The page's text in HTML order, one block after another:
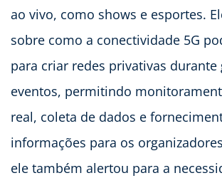
ao vivo, como shows e esportes.
sobre como a conectividade 5G
para criar redes privativas durante
eventos, permitindo
real, coleta de dados e
informações para os
ele também alertou para a